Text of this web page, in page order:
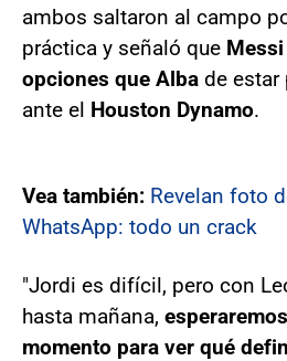
ambos saltaron al campo
práctica y señaló que
opciones que Alba de estar
ante el Houston Dynamo.
Vea también: Revelan foto
WhatsApp: todo un crack
"Jordi es difícil, pero con
hasta mañana,
momento para ver qué